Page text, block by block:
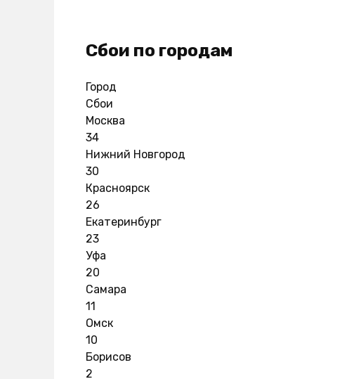
Сбои по городам
Город
Сбои
Москва
34
Нижний Новгород
30
Красноярск
26
Екатеринбург
23
Уфа
20
Самара
11
Омск
10
Борисов
2